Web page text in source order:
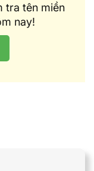
tra tên miền
nay!